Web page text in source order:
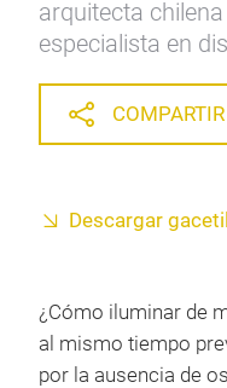
arquitecta
especialista en
COMPARTIR
Descargar
¿Cómo iluminar de
al mismo tiempo
por la ausencia de